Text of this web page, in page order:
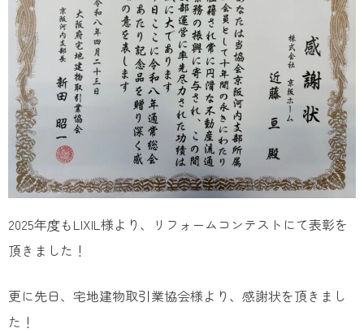
2025年度もLIXIL様より、リフォームコンテストにて表彰を
頂きました！
更に先日、宅地建物取引業協会様より、感謝状を頂きまし
た！